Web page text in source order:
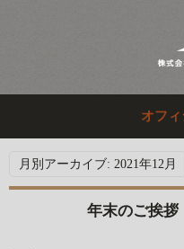
オフ
月別アーカイブ: 2021年12月
年末のご挨